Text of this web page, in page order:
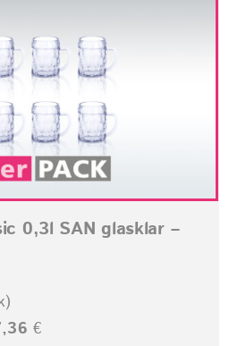
0,3l SAN glasklar –
€